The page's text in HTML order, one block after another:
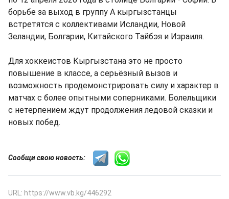
борьбе за выход в группу A кыргызстанцы
встретятся с коллективами Исландии, Новой
Зеландии, Болгарии, Китайского Тайбэя и Израиля.
Для хоккеистов Кыргызстана это не просто
повышение в классе, а серьёзный вызов и
возможность продемонстрировать силу и характер в
матчах с более опытными соперниками. Болельщики
с нетерпением ждут продолжения ледовой сказки и
новых побед.
Сообщи свою новость:
URL: https://www.vb.kg/446292